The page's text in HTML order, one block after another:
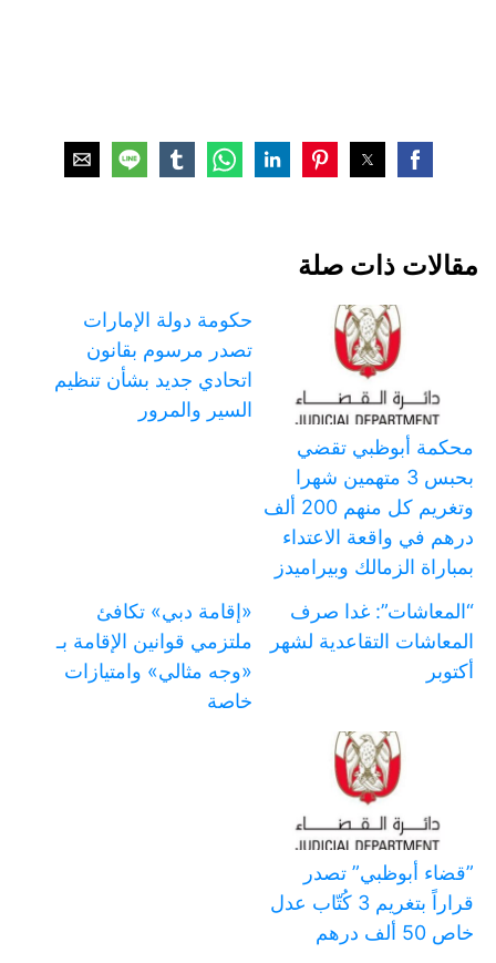
مقالات ذات صلة
محكمة أبوظبي تقضي
بحبس 3 متهمين شهرا
وتغريم كل منهم 200 ألف
درهم في واقعة الاعتداء
بمباراة الزمالك وبيراميدز
حكومة دولة الإمارات
تصدر مرسوم بقانون
اتحادي جديد بشأن تنظيم
السير والمرور
“المعاشات”: غدا صرف
المعاشات التقاعدية لشهر
أكتوبر
«إقامة دبي» تكافئ
ملتزمي قوانين الإقامة بـ
«وجه مثالي» وامتيازات
خاصة
‏”قضاء أبوظبي” تصدر
قراراً بتغريم 3 كُتّاب عدل
خاص 50 ألف درهم